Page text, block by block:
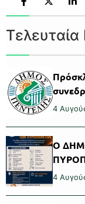
4
Ο
4